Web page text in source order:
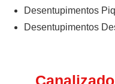
Desentupimentos
Desentupimentos